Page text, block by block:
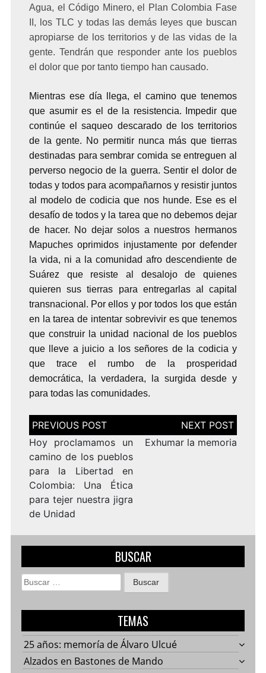
Agua, el Código Minero, el Plan Colombia Fase
II, los TLC y todas las demás leyes que buscan
apropiarse de los territorios y de las vidas de la
gente. Tendrán que responder ante los pueblos
el dolor que por tanto tiempo han causado.
Mientras ese día llega, el camino que tenemos
que asumir es el de la resistencia. Impedir que
continúe el saqueo descarado de los territorios
de la gente. No permitir nunca más que tierras
destinadas para sembrar comida se entreguen al
perverso negocio de la guerra. Sentir el dolor de
todas y todos para acompañarnos y resistir juntos
al modelo de codicia que nos hunde. Ese es el
desafío de todos y la tarea que no debemos dejar
de hacer. No dejar solos a nuestros hermanos
Mapuchesoprimidos injustamente por defender
la vida, ni a la comunidad afro descendiente de
Suárez que resiste al desalojo de quienes
quieren sus tierras para entregarlas al capital
transnacional. Por ellos y por todos los que están
en la tarea de intentar sobrevivir es que tenemos
que construir la unidad nacional de los pueblos
que lleve a juicio a los señores de la codicia y
que trace el rumbo de la prosperidad
democrática, la verdadera, la surgida desde y
para todas las comunidades.
Navegación
de
entradas
Hoy proclamamos un
camino de los pueblos
para la Libertad en
Colombia: Una Ética
para tejer nuestra jigra
de Unidad
Exhumar la memoria
BUSCAR
Buscar:
TEMAS
25 años: memoría de Álvaro Ulcué
Alzados en Bastones de Mando